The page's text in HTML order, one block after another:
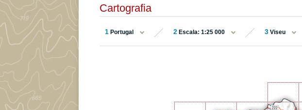
Cartografia
1 Portugal 2 Escala: 1:25 000 3 Viseu